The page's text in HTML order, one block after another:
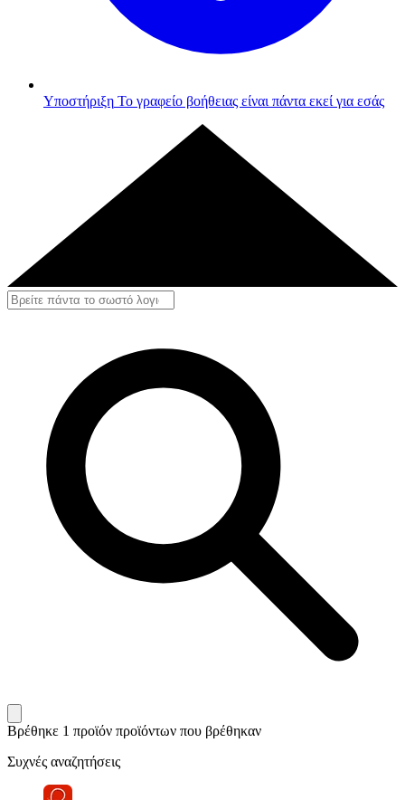
Υποστήριξη Το γραφείο βοήθειας είναι πάντα εκεί για εσάς
Βρέθηκε 1 προϊόν προϊόντων που βρέθηκαν
Συχνές αναζητήσεις